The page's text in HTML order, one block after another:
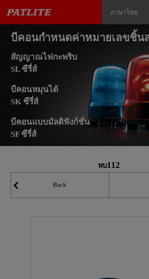
บีคอนกำหนดค่าหมายเลขชิ้น
สัญญาณไฟกะพริบ
SL ซีรี่ส์
บีคอนหมุนได้
SK ซีรี่ส์
บีคอนแบบมัลติฟังก์ชั่น
SF ซีรี่ส์
พบ112
Back